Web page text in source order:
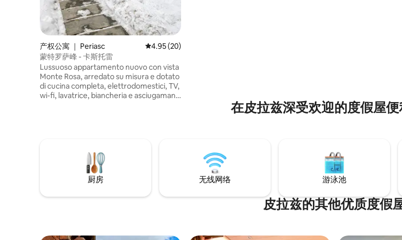
产权公寓 ｜ Periasc 平均评分 4.95 分（满分 5 分），共 20 条评价
4.95 (20)
蒙特罗萨峰 - 卡斯托雷
Lussuoso appartamento nuovo con vista
Monte Rosa, arredato su misura e dotato
di cucina completa, elettrodomestici, TV,
wi-fi, lavatrice, biancheria e asciugamani.
a negozi e sentieri. Ideale per una
vacanza tra comfort e natura.
在皮拉兹深受欢迎的度假屋
厨房 无线网络 游泳池
皮拉兹的其他优质度假